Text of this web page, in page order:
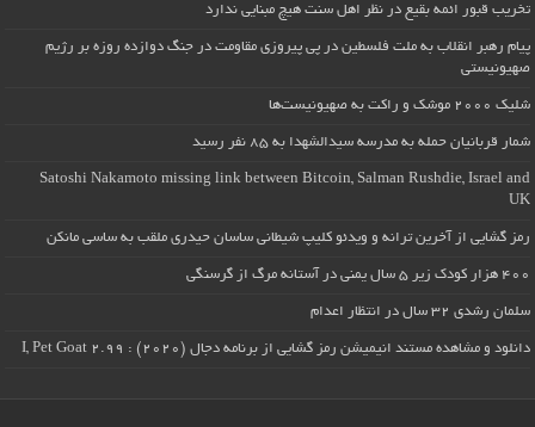
تخریب قبور ائمه بقیع در نظر اهل سنت هیچ مبنایی ندارد
پیام رهبر انقلاب به ملت فلسطین در پی پیروزی مقاومت در جنگ دوازده روزه بر رژیم
صهیونیستی
شلیک ۲۰۰۰ موشک و راکت به صهیونیست‌ها
شمار قربانیان حمله به مدرسه سیدالشهدا به ۸۵ نفر رسید
Satoshi Nakamoto missing link between Bitcoin, Salman Rushdie, Israel and
UK
رمز گشایی از آخرین ترانه و ویدئو کلیپ شیطانی ساسان حیدری ملقب به ساسی مانکن
۴۰۰ هزار کودک زیر ۵ سال یمنی در آستانه مرگ از گرسنگی
سلمان رشدی ۳۲ سال در انتظار اعدام
دانلود و مشاهده مستند انیمیشن رمز گشایی از برنامه دجال (۲۰۲۰) : I, Pet Goat 2.99